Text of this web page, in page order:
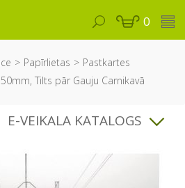
0
Papīrlietas
Pastkartes
Tilts pār Gauju Carnikavā
E-VEIKALA KATALOGS